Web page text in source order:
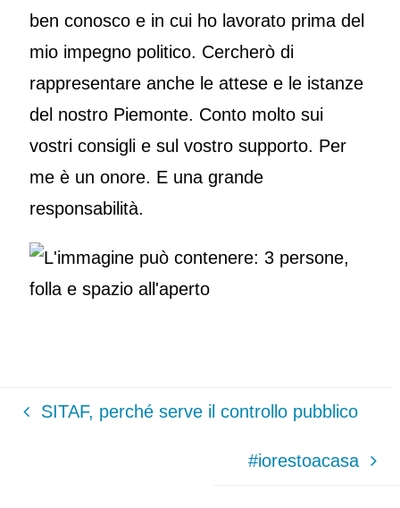
ben conosco e in cui ho lavorato prima del
mio impegno politico. Cercherò di
rappresentare anche le attese e le istanze
del nostro Piemonte. Conto molto sui
vostri consigli e sul vostro supporto. Per
me è un onore. E una grande
responsabilità.
SITAF, perché serve il controllo pubblico
#iorestoacasa